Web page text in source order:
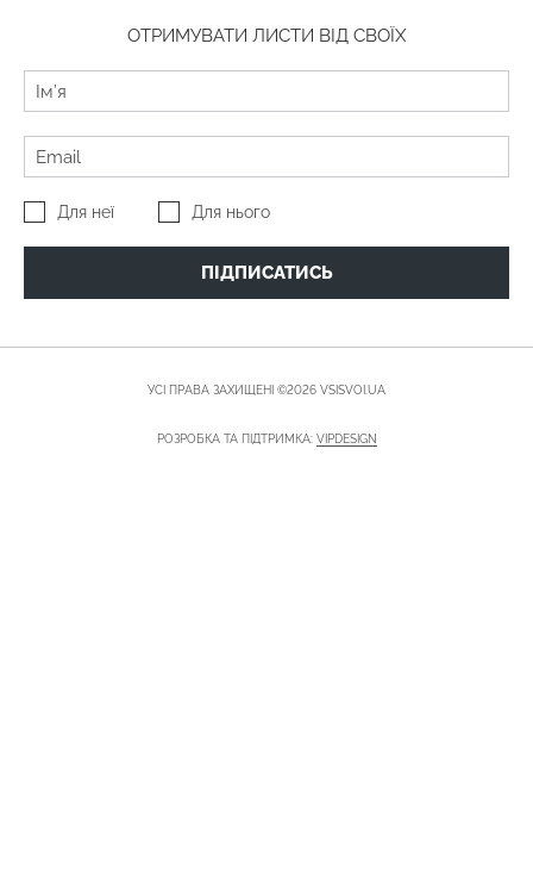
ОТРИМУВАТИ ЛИСТИ ВІД СВОЇХ
Для неї Для нього
ПІДПИСАТИСЬ
УСІ ПРАВА ЗАХИЩЕНІ ©2026 VSISVOI.UA
РОЗРОБКА ТА ПІДТРИМКА: VIPDESIGN